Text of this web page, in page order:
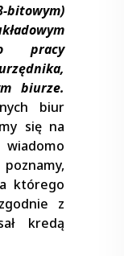
pracy
biurze.
biur
się na
którego
z
kredą